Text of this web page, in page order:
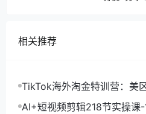
相关推荐
TikTok海外淘金特训营：美
+剪映数字人，月入1.5万
AI+短视频剪辑218节实操课